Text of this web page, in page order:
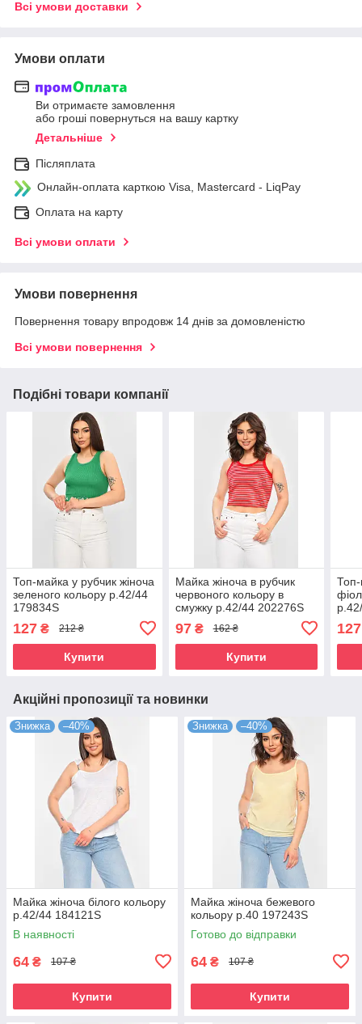
Всі умови доставки
Умови оплати
Ви отримаєте замовлення
або гроші повернуться на вашу картку
Детальніше
Післяплата
Онлайн-оплата карткою Visa, Mastercard - LiqPay
Оплата на карту
Всі умови оплати
Умови повернення
Повернення товару впродовж 14 днів за домовленістю
Всі умови повернення
Подібні товари компанії
Топ-майка у рубчик жіноча
зеленого кольору р.42/44
179834S
127 ₴ 212 ₴
Купити
Майка жіноча в рубчик
червоного кольору в
смужку р.42/44 202276S
97₴ 162 ₴
Купити
Топ-
127
Акційні пропозиції та новинки
Знижка –40%
Майка жіноча білого кольору
р.42/44 184121S
В наявності
64 ₴ 107 ₴
Купити
Знижка –40%
Майка жіноча бежевого
кольору р.40 197243S
Готово до відправки
64 ₴ 107 ₴
Купити